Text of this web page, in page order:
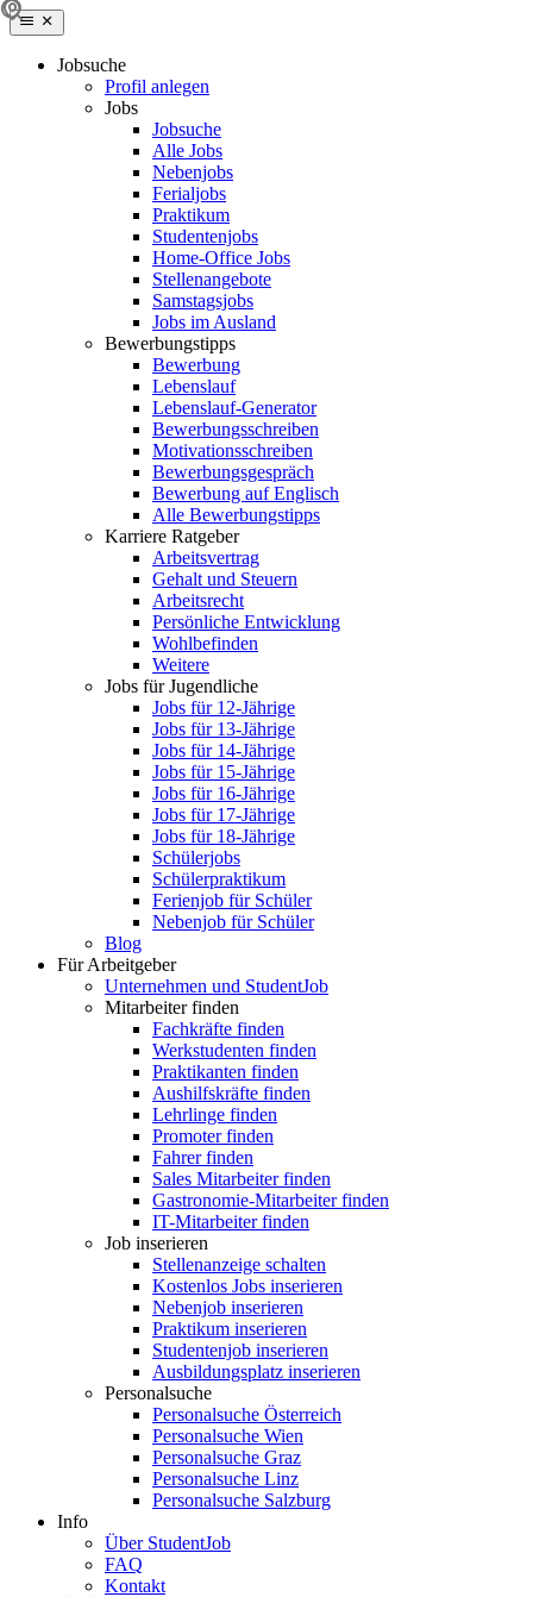
Jobsuche
Profil anlegen
Jobs
Jobsuche
Alle Jobs
Nebenjobs
Ferialjobs
Praktikum
Studentenjobs
Home-Office Jobs
Stellenangebote
Samstagsjobs
Jobs im Ausland
Bewerbungstipps
Bewerbung
Lebenslauf
Lebenslauf-Generator
Bewerbungsschreiben
Motivationsschreiben
Bewerbungsgespräch
Bewerbung auf Englisch
Alle Bewerbungstipps
Karriere Ratgeber
Arbeitsvertrag
Gehalt und Steuern
Arbeitsrecht
Persönliche Entwicklung
Wohlbefinden
Weitere
Jobs für Jugendliche
Jobs für 12-Jährige
Jobs für 13-Jährige
Jobs für 14-Jährige
Jobs für 15-Jährige
Jobs für 16-Jährige
Jobs für 17-Jährige
Jobs für 18-Jährige
Schülerjobs
Schülerpraktikum
Ferienjob für Schüler
Nebenjob für Schüler
Blog
Für Arbeitgeber
Unternehmen und StudentJob
Mitarbeiter finden
Fachkräfte finden
Werkstudenten finden
Praktikanten finden
Aushilfskräfte finden
Lehrlinge finden
Promoter finden
Fahrer finden
Sales Mitarbeiter finden
Gastronomie-Mitarbeiter finden
IT-Mitarbeiter finden
Job inserieren
Stellenanzeige schalten
Kostenlos Jobs inserieren
Nebenjob inserieren
Praktikum inserieren
Studentenjob inserieren
Ausbildungsplatz inserieren
Personalsuche
Personalsuche Österreich
Personalsuche Wien
Personalsuche Graz
Personalsuche Linz
Personalsuche Salzburg
Info
Über StudentJob
FAQ
Kontakt